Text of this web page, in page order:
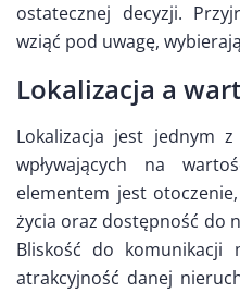
ostatecznej decyzji.
wziąć pod uwagę,
Lokalizacja a
Lokalizacja jest jednym z
wpływających na
elementem jest
życia oraz dostępność do
Bliskość do komunikacji
atrakcyjność danej